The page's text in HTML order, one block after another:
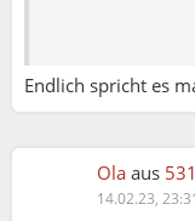
Endlich spricht es
Ola aus
14.02.23, 23:31